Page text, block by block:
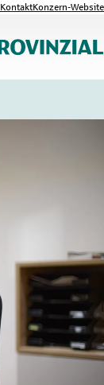
KontaktKonzern-Website